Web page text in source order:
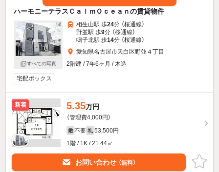
ハーモニーテラスＣａｌｍＯｃｅａｎの賃貸物件
すべての写真
相生山駅 歩24分 （桜通線）
野並駅 歩9分 （桜通線）
鳴子北駅 歩14分 （桜通線）
愛知県名古屋市天白区野並４丁目
2階建 / 7年6ヶ月 / 木造
宅配ボックス
新着 5.35万円
（管理費4,000円）
敷 不要 礼 53,500円
1階 / 1K / 21.44㎡
お問い合わせ （無料）